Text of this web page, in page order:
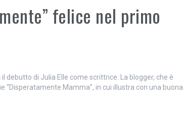
felice nel primo
debutto di Julia Elle come scrittrice. La blogger, che è
Mamma”, in cui illustra con una buona